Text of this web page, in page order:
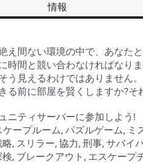
情報
え間ない環境の中で、あなた
時間と競い合わなければなり
う見えるわけではありません。
る前に部屋を賢くしますか?
ニティサーバーに参加しよう!
ケープルーム, パズルゲーム,
, スリラー, 協力, 刑事, サバ
検, ブレークアウト, エスケー